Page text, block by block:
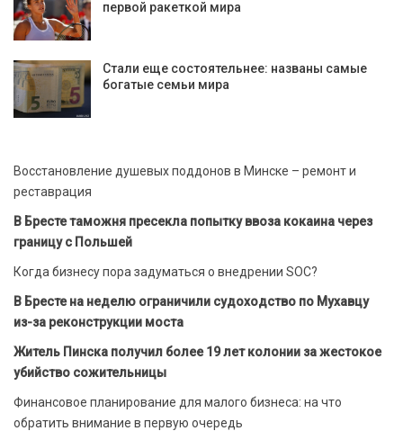
первой ракеткой мира
Стали еще состоятельнее: названы самые
богатые семьи мира
Восстановление душевых поддонов в Минске – ремонт и
реставрация
В Бресте таможня пресекла попытку ввоза кокаина через
границу с Польшей
Когда бизнесу пора задуматься о внедрении SOC?
В Бресте на неделю ограничили судоходство по Мухавцу
из-за реконструкции моста
Житель Пинска получил более 19 лет колонии за жестокое
убийство сожительницы
Финансовое планирование для малого бизнеса: на что
обратить внимание в первую очередь